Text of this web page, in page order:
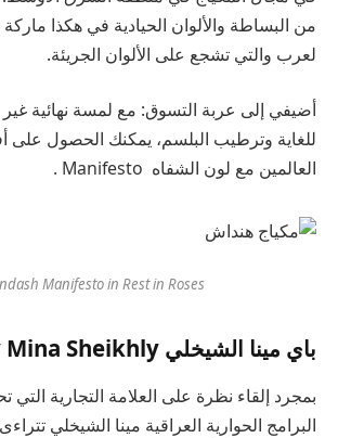
من البساطة والألوان الحيادية في هكذا
لعرب والتي تشجع على الألوان الجريئة.
أضيفي إلى عربة التسوق: مع لمسة نهائية غير
للغاية وترطيب البلسم، يمكنك الحصول
العالمين مع لون الشفاه Manifesto .
Manifesto in Rest in Roses
باي مينا الشيخلي By Mina Sheikhly
بمجرد إلقاء نظرة على العلامة التجارية
البرامج الحوارية العراقية مينا الشيخلي